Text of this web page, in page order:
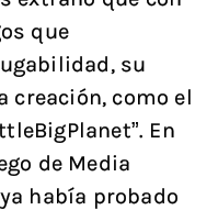
que
su
creación, como el
En
de Media
había probado